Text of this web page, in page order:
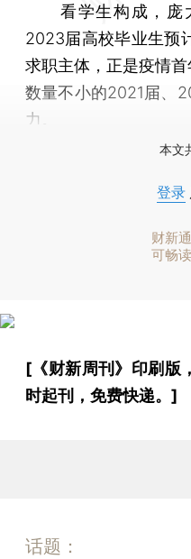
看学生构成，庞大
2023届高校毕业生预
求职主体，正是疫情
数量不小的2021届、
力。
本文
登录
财新
可畅
[《财新周刊》印刷版
时起刊，免费快递。]
话题：